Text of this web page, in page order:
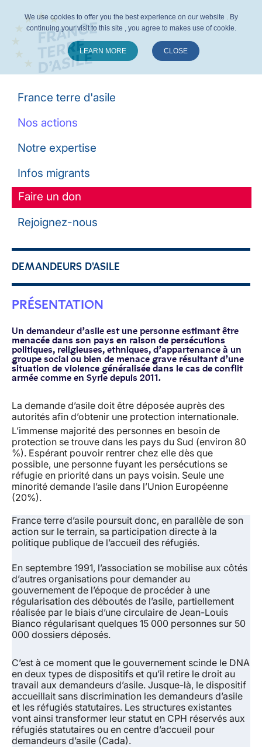
France terre d'asile
Nos actions
Notre expertise
Infos migrants
Faire un don
Rejoignez-nous
DEMANDEURS D'ASILE
PRÉSENTATION
Un demandeur d’asile est une personne estimant être
menacée dans son pays en raison de persécutions
politiques, religieuses, ethniques, d’appartenance à un
groupe social ou bien de menace grave résultant d’une
situation de violence généralisée dans le cas de conflit
armée comme en Syrie depuis 2011.
La demande d’asile doit être déposée auprès des
autorités afin d’obtenir une protection internationale.
L’immense majorité des personnes en besoin de
protection se trouve dans les pays du Sud (environ 80
%). Espérant pouvoir rentrer chez elle dès que
possible, une personne fuyant les persécutions se
réfugie en priorité dans un pays voisin. Seule une
minorité demande l’asile dans l’Union Européenne
(20%).
France terre d’asile poursuit donc, en parallèle de son
action sur le terrain, sa participation directe à la
politique publique de l’accueil des réfugiés.
En septembre 1991, l’association se mobilise aux côtés
d’autres organisations pour demander au
gouvernement de l’époque de procéder à une
régularisation des déboutés de l’asile, partiellement
réalisée par le biais d’une circulaire de Jean-Louis
Bianco régularisant quelques 15 000 personnes sur 50
000 dossiers déposés.
C’est à ce moment que le gouvernement scinde le DNA
en deux types de dispositifs et qu’il retire le droit au
travail aux demandeurs d’asile. Jusque-là, le dispositif
accueillait sans discrimination les demandeurs d’asile
et les réfugiés statutaires. Les structures existantes
vont ainsi transformer leur statut en CPH réservés aux
réfugiés statutaires ou en centre d’accueil pour
demandeurs d’asile (Cada).
We use cookies to offer you the best experience on our website . By
continuing your visit to this site , you agree to makes use of cookie.
LEARN MORE CLOSE